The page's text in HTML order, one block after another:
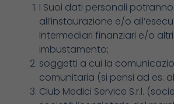
I Suoi dati personali
all’instaurazione e/o
Intermediari finanziari e/o
imbustamento;
soggetti a cui la
comunitaria (si pensi ad es.
Club Medici Service S.r.l.